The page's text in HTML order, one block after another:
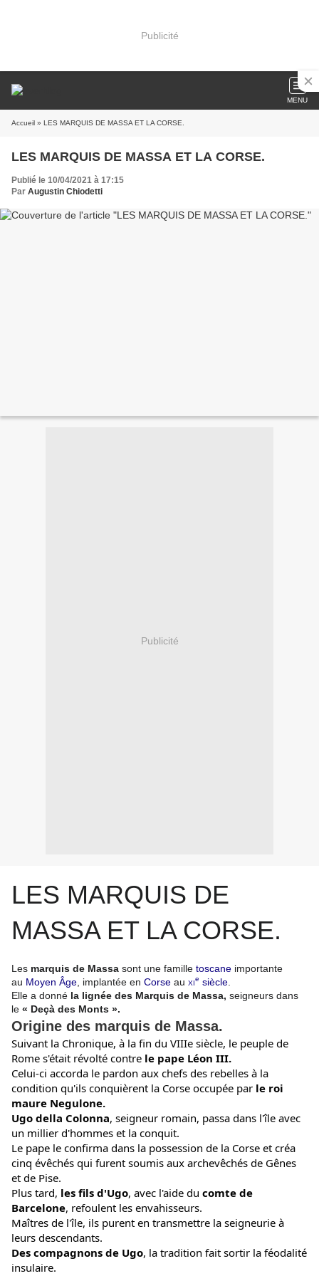
Publicité
MENU
Accueil » LES MARQUIS DE MASSA ET LA CORSE.
LES MARQUIS DE MASSA ET LA CORSE.
Publié le 10/04/2021 à 17:15
Par Augustin Chiodetti
Publicité
LES MARQUIS DE
MASSA ET LA CORSE.
Les marquis de Massa sont une famille toscane importante
au Moyen Âge , implantée en Corse au xie siècle
Elle a donné la lignée des Marquis de Massa, seigneurs dans
le « Deçà des Monts ».
Origine des marquis de Massa.
Suivant la Chronique, à la fin du VIIIe siècle, le peuple de
Rome s'était révolté contre le pape Léon III.
Celui-ci accorda le pardon aux chefs des rebelles à la
condition qu'ils conquièrent la Corse occupée par le roi
maure Negulone.
Ugo della Colonna, seigneur romain, passa dans l'île avec
un millier d'hommes et la conquit.
Le pape le confirma dans la possession de la Corse et créa
cinq évêchés qui furent soumis aux archevêchés de Gênes
et de Pise.
Plus tard, les fils d'Ugo, avec l'aide du comte de
Barcelone, refoulent les envahisseurs.
Maîtres de l'île, ils purent en transmettre la seigneurie à
leurs descendants.
Des compagnons de Ugo, la tradition fait sortir la féodalité
insulaire.